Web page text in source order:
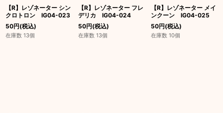
【R】レゾネーター シン
クロトロン IG04-023
50円(税込)
在庫数 13個
【R】レゾネーター フレ
デリカ IG04-024
50円(税込)
在庫数 13個
【R】レゾネーター メイ
ンクーン IG04-025
50円(税込)
在庫数 10個